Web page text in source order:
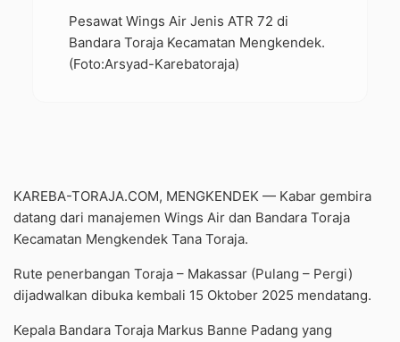
Pesawat Wings Air Jenis ATR 72 di
Bandara Toraja Kecamatan Mengkendek.
(Foto:Arsyad-Karebatoraja)
KAREBA-TORAJA.COM, MENGKENDEK — Kabar gembira
datang dari manajemen Wings Air dan Bandara Toraja
Kecamatan Mengkendek Tana Toraja.
Rute penerbangan Toraja – Makassar (Pulang – Pergi)
dijadwalkan dibuka kembali 15 Oktober 2025 mendatang.
Kepala Bandara Toraja Markus Banne Padang yang